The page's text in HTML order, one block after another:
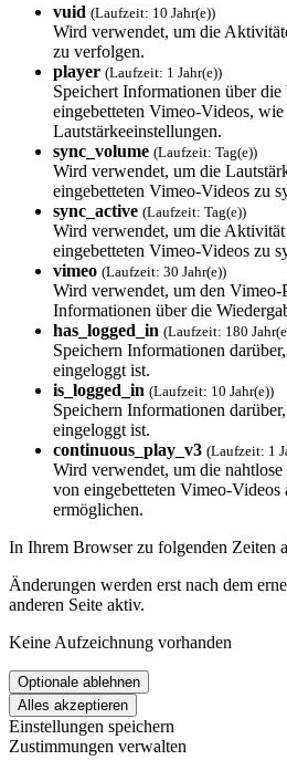
vuid (Laufzeit: 10 Jahr(e))
Wird verwendet, um die
zu verfolgen.
player (Laufzeit: 1 Jahr(e))
Speichert Informationen über die
eingebetteten Vimeo-Videos,
Lautstärkeeinstellungen.
sync_volume (Laufzeit: Tag(e))
Wird verwendet, um die
eingebetteten Vimeo-Videos zu
sync_active (Laufzeit: Tag(e))
Wird verwendet, um die Aktivität
eingebetteten Vimeo-Videos zu
vimeo (Laufzeit: 30 Jahr(e))
Wird verwendet, um den Vimeo-
Informationen über die
has_logged_in (Laufzeit: 180
Speichern Informationen
eingeloggt ist.
is_logged_in (Laufzeit: 10 Jahr(e))
Speichern Informationen
eingeloggt ist.
continuous_play_v3 (Laufzeit: 1
Wird verwendet, um die
von eingebetteten Vimeo-Videos
ermöglichen.
In Ihrem Browser zu folgenden Zeiten
Änderungen werden erst nach dem
anderen Seite aktiv.
Keine Aufzeichnung vorhanden
Einstellungen speichern
Zustimmungen verwalten